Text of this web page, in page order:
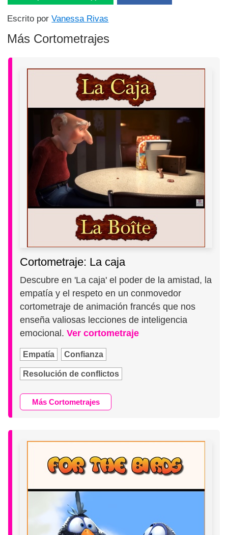
Escrito porVanessa Rivas
Más Cortometrajes
Cortometraje: La caja
Descubre en 'La caja' el poder de la amistad, la
empatía y el respeto en un conmovedor
cortometraje de animación francés que nos
enseña valiosas lecciones de inteligencia
emocional.Ver cortometraje
Empatía Confianza
Resolución de conflictos
Más Cortometrajes